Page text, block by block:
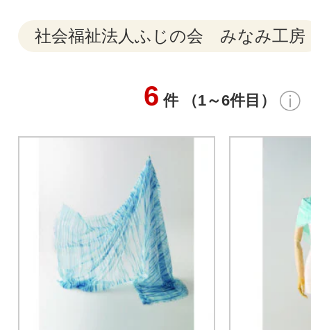
社会福祉法人ふじの会 みなみ工房
6 件 （1～6件目）